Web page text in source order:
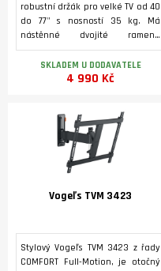
robustní držák pro velké TV od 40
do 77" s nosností 35 kg. Má
nástěnné dvojité ramena
umožňující snadný pohyb i s
těžšími obrazovkami.
SKLADEM U DODAVATELE
4 990 Kč
Vogeľs TVM 3423
Stylový Vogeľs TVM 3423 z řady
COMFORT Full-Motion, je otočný